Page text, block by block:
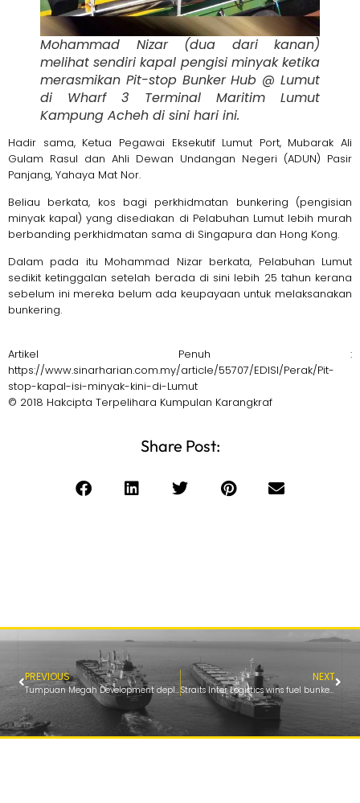
Mohammad Nizar (dua dari kanan)
melihat sendiri kapal pengisi minyak ketika
merasmikan Pit-stop Bunker Hub @ Lumut
di Wharf 3 Terminal Maritim Lumut
Kampung Acheh di sini hari ini.
Hadir sama, Ketua Pegawai Eksekutif Lumut Port, Mubarak Ali
Gulam Rasul dan Ahli Dewan Undangan Negeri (ADUN) Pasir
Panjang, Yahaya Mat Nor.
Beliau berkata, kos bagi perkhidmatan bunkering (pengisian
minyak kapal) yang disediakan di Pelabuhan Lumut lebih murah
berbanding perkhidmatan sama di Singapura dan Hong Kong.
Dalam pada itu Mohammad Nizar berkata, Pelabuhan Lumut
sedikit ketinggalan setelah berada di sini lebih 25 tahun kerana
sebelum ini mereka belum ada keupayaan untuk melaksanakan
bunkering.
Artikel Penuh :
https://www.sinarharian.com.my/article/55707/EDISI/Perak/Pit-
stop-kapal-isi-minyak-kini-di-Lumut
© 2018 Hakcipta Terpelihara Kumpulan Karangkraf
Share Post:
PREVIOUS
Tumpuan Megah Development deploys “Escolar” to support Lumut bunkering operations
NEXT
Straits Inter Logistics wins fuel bunkering service contract at Lumut Port